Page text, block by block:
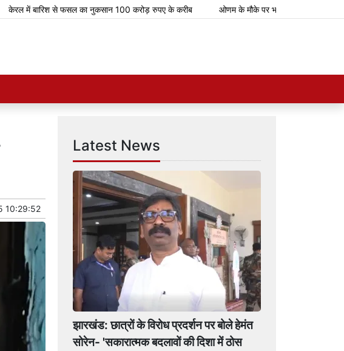
से फसल का नुकसान 100 करोड़ रुपए के करीब ओणम के मौके पर भारतीय रेलवे चलाएगा 112 स्पेशल
10:29:52
Latest News
झारखंड: छात्रों के विरोध प्रदर्शन पर बोले हेमंत
सोरेन- 'सकारात्मक बदलावों की दिशा में ठोस